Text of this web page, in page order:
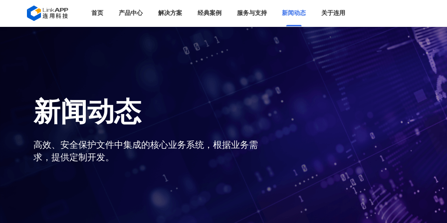
首页 产品中心 解决方案 经典案例 服务与支持 新闻动态 关于连用
新闻动态
高效、安全保护文件中集成的核心业务系统，根据业务需
求，提供定制开发。